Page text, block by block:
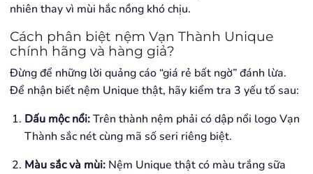
nhiên thay vì mùi hắc nồng khó chịu.
Cách phân biệt nệm Vạn Thành Unique
chính hãng và hàng giả?
Đừng để những lời quảng cáo “giá rẻ bất ngờ” đánh lừa.
Để nhận biết nệm Unique thật, hãy kiểm tra 3 yếu tố sau:
Dấu mộc nổi:Trên thành nệm phải có dập nổi logo Vạn
Thành sắc nét cùng mã số seri riêng biệt.
Màu sắc và mùi: Nệm Unique thật có màu trắng sữa